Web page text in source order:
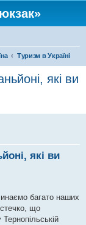
Туризм в Україні
які ви
які ви
багато наших
що